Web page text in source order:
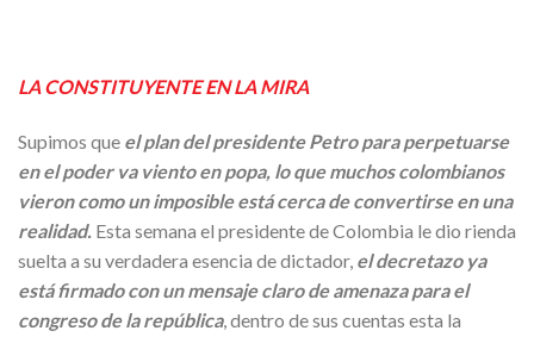
LA CONSTITUYENTE EN LA MIRA
Supimos que el plan del presidente Petro para perpetuarse
en el poder va viento en popa, lo que muchos colombianos
vieron como un imposible está cerca de convertirse en una
realidad. Esta semana el presidente de Colombia le dio rienda
suelta a su verdadera esencia de dictador, el decretazo ya
está firmado con un mensaje claro de amenaza para el
congreso de la república, dentro de sus cuentas esta la